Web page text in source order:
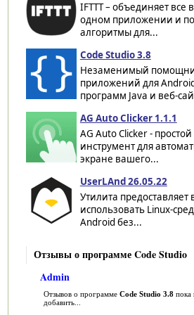
IFTTT – объединяет все
одном приложении и
алгоритмы для...
Code Studio 3.8
Незаменимый
приложений для
программ Java и веб-
AG Auto Clicker 1.1.1
AG Auto Clicker -
инструмент для
экране вашего...
UserLAnd 26.05.22
Утилита предоставляет
использовать Linux-
Android без...
Отзывы о программе Code Studio
Admin
Отзывов о программе Code Studio 3.8пока
добавить...